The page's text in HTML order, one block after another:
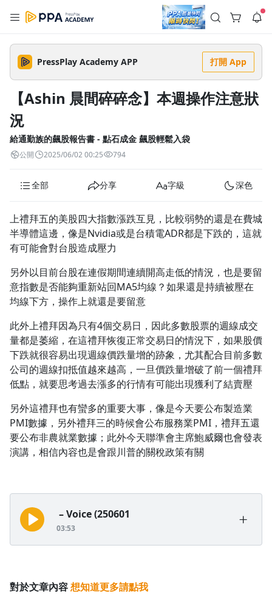
註冊領取 上千元優惠券！
公告
🌞 PPA 避暑津貼．冷氣房升級｜期間快閃活動
🥵 酷暑限時快閃｜單筆滿 NT$2,500 現折 NT$300、再贈最高
2% 點數回饋！🚀 酷暑來襲．偷偷在冷氣房升級 📈⭐️ 【冷氣房
進修 限時開跑】◾單筆滿 NT$2,500 現折 NT$300◾活動期間：
$5,000 回饋 2% 點數🎁 此為 PPA 官方帳號 Line@ 專屬活動，加
入好友👉 享有「渠道專屬活動」及「個人化推播」！
4 天前
PressPlay Academy APP 打開 App
【Ashin 晨間碎碎念】本週操作注意狀
況
給通勤族的飆股報告書 - 點石成金 飆股輕鬆入袋
公開 2025/06/02 00:25 794
全部 分享 字級 深色
上禮拜五的美股四大指數漲跌互見，比較弱勢的還是在費城
半導體這邊，像是Nvidia或是台積電ADR都是下跌的，這就
有可能會對台股造成壓力
另外以目前台股在連假期間連續開高走低的情況，也是要留
意指數是否能夠重新站回MA5均線？如果還是持續被壓在
均線下方，操作上就還是要留意
此外上禮拜因為只有4個交易日，因此多數股票的週線成交
量都是萎縮，在這禮拜恢復正常交易日的情況下，如果股價
下跌就很容易出現週線價跌量增的跡象，尤其配合目前多數
公司的週線扣抵值越來越高，一旦價跌量增破了前一個禮拜
低點，就要思考過去漲多的行情有可能出現獲利了結賣壓
另外這禮拜也有蠻多的重要大事，像是今天要公布製造業
PMI數據，另外禮拜三的時候會公布服務業PMI，禮拜五還
要公布非農就業數據；此外今天聯準會主席鮑威爾也會發表
演講，相信內容也是會跟川普的關稅政策有關
– Voice (250601
03:53
對於文章內容想知道更多請點我
--:-- --:--
1.0x
2.0x
1.75x
1.5x
1.0x
追蹤列表
去逛逛
清除全部